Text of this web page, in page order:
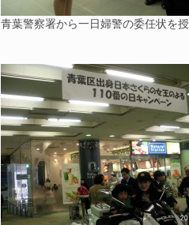
青葉警察署から一日婦警の委任状を